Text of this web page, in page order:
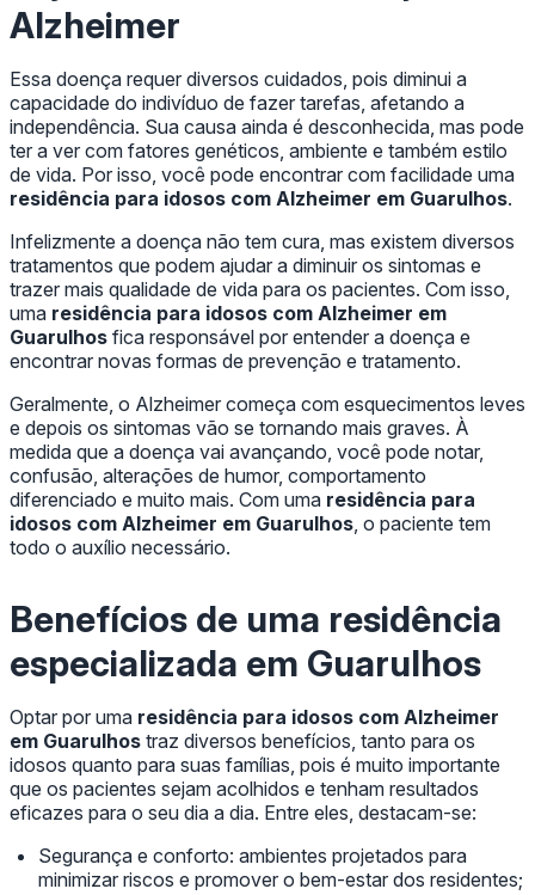
Alzheimer
Essa doença requer diversos cuidados, pois diminui a
capacidade do indivíduo de fazer tarefas, afetando a
independência. Sua causa ainda é desconhecida, mas pode
ter a ver com fatores genéticos, ambiente e também estilo
de vida. Por isso, você pode encontrar com facilidade uma
residência para idosos com Alzheimer em Guarulhos.
Infelizmente a doença não tem cura, mas existem diversos
tratamentos que podem ajudar a diminuir os sintomas e
trazer mais qualidade de vida para os pacientes. Com isso,
uma residência para idosos com Alzheimer em
Guarulhos fica responsável por entender a doença e
encontrar novas formas de prevenção e tratamento.
Geralmente, o Alzheimer começa com esquecimentos leves
e depois os sintomas vão se tornando mais graves. À
medida que a doença vai avançando, você pode notar,
confusão, alterações de humor, comportamento
diferenciado e muito mais. Com uma residência para
idosos com Alzheimer em Guarulhos, o paciente tem
todo o auxílio necessário.
Benefícios de uma residência
especializada em Guarulhos
Optar por uma residência para idosos com Alzheimer
em Guarulhos traz diversos benefícios, tanto para os
idosos quanto para suas famílias, pois é muito importante
que os pacientes sejam acolhidos e tenham resultados
eficazes para o seu dia a dia. Entre eles, destacam-se:
Segurança e conforto: ambientes projetados para
minimizar riscos e promover o bem-estar dos residentes;